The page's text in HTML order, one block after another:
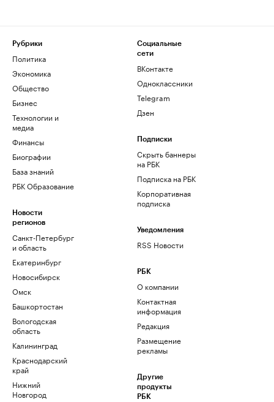
Рубрики
Политика
Экономика
Общество
Бизнес
Технологии и
медиа
Финансы
Биографии
База знаний
РБК Образование
Новости
регионов
Санкт-Петербург
и область
Екатеринбург
Новосибирск
Омск
Башкортостан
Вологодская
область
Калининград
Краснодарский
край
Нижний
Новгород
Социальные
сети
ВКонтакте
Одноклассники
Telegram
Дзен
Подписки
Скрыть баннеры
на РБК
Подписка на РБК
Корпоративная
подписка
Уведомления
RSS Новости
РБК
О компании
Контактная
информация
Редакция
Размещение
рекламы
Другие
продукты
РБК